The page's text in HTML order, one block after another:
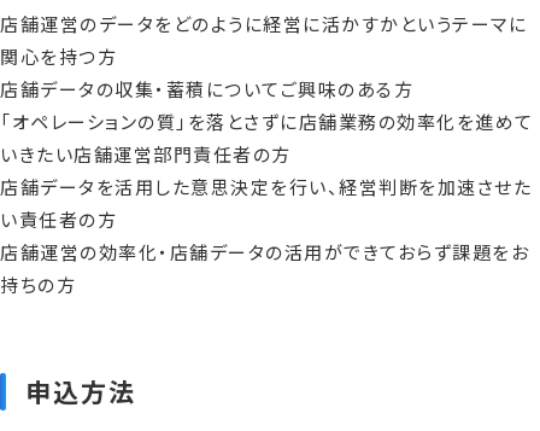
店舗運営のデータをどのように経営に活かすかというテーマに
関心を持つ方
店舗データの収集・蓄積についてご興味のある方
「オペレーションの質」を落とさずに店舗業務の効率化を進めて
いきたい店舗運営部門責任者の方
店舗データを活用した意思決定を行い、経営判断を加速させた
い責任者の方
店舗運営の効率化・店舗データの活用ができておらず課題をお
持ちの方
申込方法